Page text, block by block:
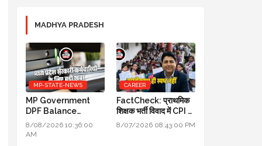
MADHYA PRADESH
MP-STATE-NEWS
MP Government
DPF Balance
Update New
Guidelines 2026:
8/08/2026 10:36:00
AM
CAREER
FactCheck: प्राथमिक
शिक्षक भर्ती विवाद में CPI का
स्पष्टीकरण ही स्पष्ट नहीं
8/07/2026 08:43:00 PM